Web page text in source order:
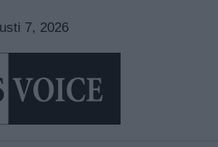
7, 2026